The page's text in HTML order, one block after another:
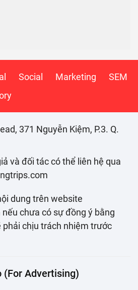
Social Marketing
SEM
371 Nguyễn Kiệm, P.3. Q.
và đối tác có thể liên hệ qua
dung trên website
chưa có sự đồng ý bằng
phải chịu trách nhiệm trước
(For Advertising)